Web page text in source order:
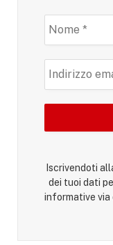
Iscrivendoti
dei tuoi dati
informative via